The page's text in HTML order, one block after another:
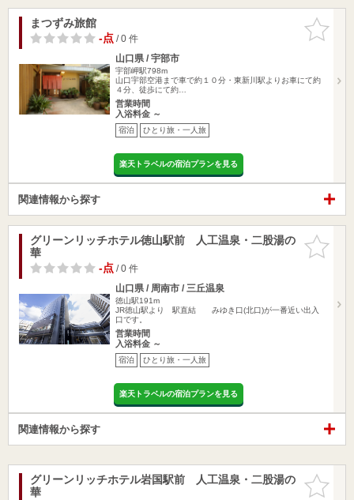
お気に入
りに追加
まつずみ旅館
-点/ 0 件
山口県 / 宇部市
宇部岬駅798m
山口宇部空港まで車で約１０分・東新川駅よりお車にて約
４分、徒歩にて約…
営業時間
入浴料金 ～
宿泊 ひとり旅・一人旅
楽天トラベルの宿泊プランを見る
関連情報から探す
お気に入
りに追加
グリーンリッチホテル徳山駅前 人工温泉・二股湯の
華
-点/ 0 件
山口県 / 周南市 / 三丘温泉
徳山駅191m
JR徳山駅より 駅直結 みゆき口(北口)が一番近い出入
口です。
営業時間
入浴料金 ～
宿泊 ひとり旅・一人旅
楽天トラベルの宿泊プランを見る
関連情報から探す
お気に入
りに追加
グリーンリッチホテル岩国駅前 人工温泉・二股湯の
華